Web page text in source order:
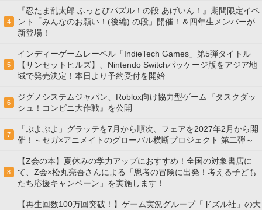
4
『忍たま乱太郎 ふっとびパズル！の段 あげいん！』期間限定イベ
ント「みんなのお願い！(後編) の段」開催！＆四年生メンバーが
新登場！
5
インディーゲームレーベル「IndieTech Games」第5弾タイトル
【サンセットヒルズ】、Nintendo Switchパッケージ版をアジア地
域で発売決定！本日より予約受付を開始
6
ジグノシステムジャパン、Roblox向け協力型ゲーム『タスクダッ
シュ！コンビニ大作戦』を公開
7
「ぷよぷよ」グラッテを7月から順次、フェアを2027年2月から開
催！～セガ×アニメイトのグローバル横断プロジェクト 第二弾～
8
【Z会の本】夏休みの学力アップにおすすめ！全国の対象書店に
て、Z会×松丸亮吾さんによる「思考の冒険に出発！考える子ども
たち応援キャンペーン」を実施します！
【再生回数100万回突破！】ゲーム実況グループ「ドズル社」の大